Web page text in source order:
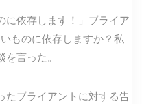
に依存します！」ブライア
ものに依存しますか？私
言った。
たブライアントに対する告